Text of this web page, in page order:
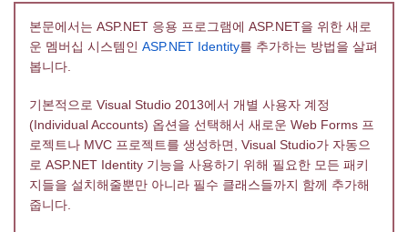
본문에서는 ASP.NET 응용 프로그램에 ASP.NET을 위한 새로
운 멤버십 시스템인 ASP.NET Identity를 추가하는 방법을 살펴
봅니다.
기본적으로 Visual Studio 2013에서 개별 사용자 계정
(Individual Accounts) 옵션을 선택해서 새로운 Web Forms 프
로젝트나 MVC 프로젝트를 생성하면, Visual Studio가 자동으
로 ASP.NET Identity 기능을 사용하기 위해 필요한 모든 패키
지들을 설치해줄뿐만 아니라 필수 클래스들까지 함께 추가해
줍니다.